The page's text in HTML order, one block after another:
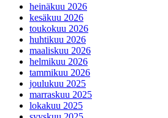
heinäkuu 2026
kesäkuu 2026
toukokuu 2026
huhtikuu 2026
maaliskuu 2026
helmikuu 2026
tammikuu 2026
joulukuu 2025
marraskuu 2025
lokakuu 2025